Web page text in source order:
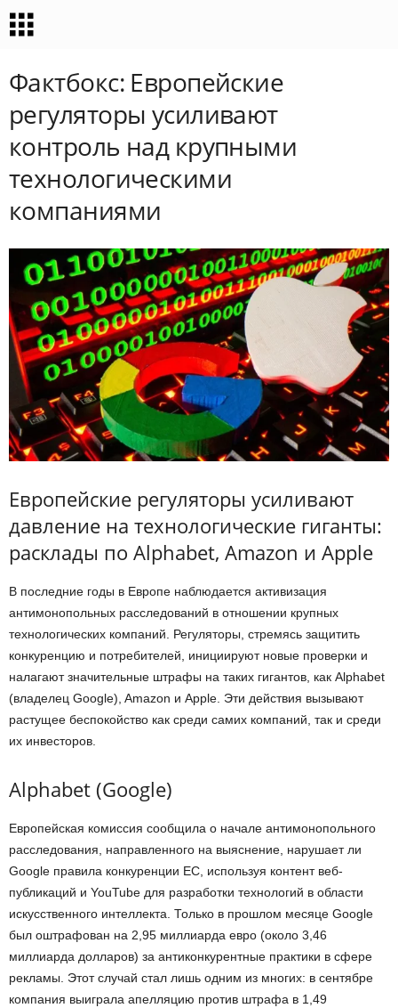
Фактбокс: Европейские
регуляторы усиливают
контроль над крупными
технологическими
компаниями
Европейские регуляторы усиливают
давление на технологические гиганты:
расклады по Alphabet, Amazon и Apple
В последние годы в Европе наблюдается активизация
антимонопольных расследований в отношении крупных
технологических компаний. Регуляторы, стремясь защитить
конкуренцию и потребителей, инициируют новые проверки и
налагают значительные штрафы на таких гигантов, как Alphabet
(владелец Google), Amazon и Apple. Эти действия вызывают
растущее беспокойство как среди самих компаний, так и среди
их инвесторов.
Alphabet (Google)
Европейская комиссия сообщила о начале антимонопольного
расследования, направленного на выяснение, нарушает ли
Google правила конкуренции ЕС, используя контент веб-
публикаций и YouTube для разработки технологий в области
искусственного интеллекта. Только в прошлом месяце Google
был оштрафован на 2,95 миллиарда евро (около 3,46
миллиарда долларов) за антиконкурентные практики в сфере
рекламы. Этот случай стал лишь одним из многих: в сентябре
компания выиграла апелляцию против штрафа в 1,49